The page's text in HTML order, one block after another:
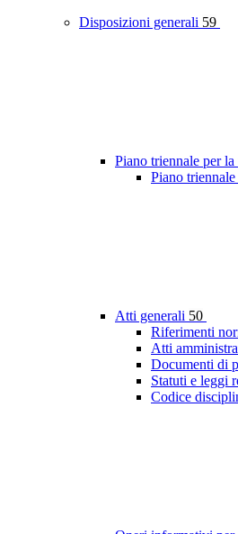
Disposizioni generali 59
Piano triennale per
Piano
Atti generali 50
Riferimenti
Atti
Documenti di
Statuti e leggi
Codice